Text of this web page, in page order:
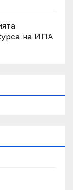
на ИПА